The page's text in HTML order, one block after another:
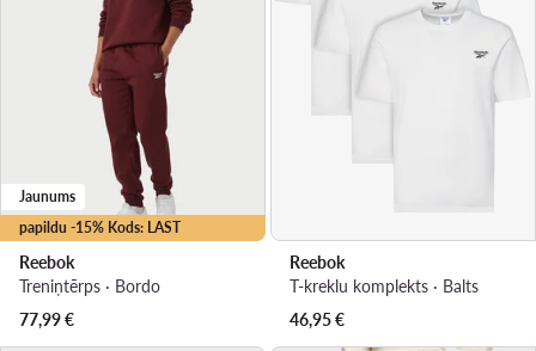
papildu -15% Kods: LAST
Jaunums
Reebok
Treniņtērps · Bordo
77,99€
Reebok
T-kreklu komplekts · Balts
46,95€